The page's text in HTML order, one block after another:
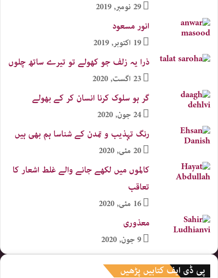
29 نومبر, 2019
انور مسعود
19 اکتوبر, 2019
ذرا یہ زلف جو کھولے تو تیرے ساتھ چلوں
23 اگست, 2020
گر ہو سلوک کرنا انسان کر کے بھولے
24 جون, 2020
رنگ تہذیب و تمدن کے شناسا ہم بھی ہیں
20 مئی, 2020
کالموں میں لکھے جانے والے غلط اشعار کا
تعاقب
16 مئی, 2020
معذوری
9 جون, 2020
پی ڈی ایف کتابیں پڑھیں